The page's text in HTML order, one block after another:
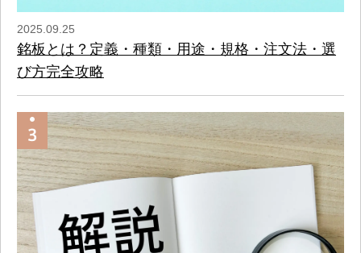
2025.09.25
銘板とは？定義・種類・用途・規格・注文法・選
び方完全攻略